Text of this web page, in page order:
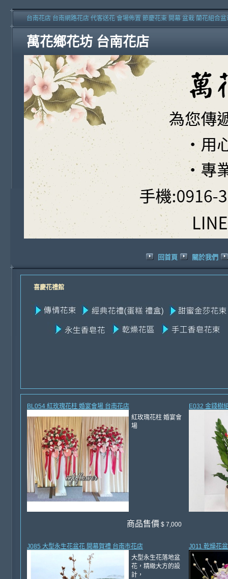
萬花鄉花坊 台南花店
台南花店 台南網路花店 代客送花 會場佈置 節慶花束 開幕 盆栽 蘭花組合
回首頁 關於我們
喜慶花禮館
BL054 紅玫瑰花柱 婚宴會場 台南花店
紅玫瑰花柱 婚宴會
場
商品售價 $ 7,000
E032 金錢樹
J085 大型永生花盆花 開幕賀禮 台南市花店
大型永生花落地盆
花，精緻大方的設
計，
J011 乾燥花